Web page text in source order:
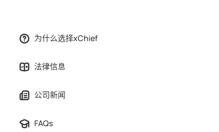
联盟计划
为什么选择xChief
法律信息
公司新闻
FAQs